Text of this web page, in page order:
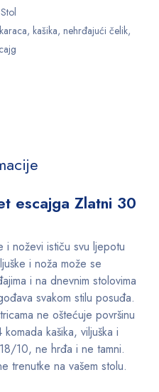
Stol
karaca, kašika, nehrđajući čelik,
escajga Zlatni 30
i noževi ističu svu ljepotu
i noža može se
i na dnevnim stolovima
svakom stilu posuđa.
ne oštećuje površinu
kašika, viljuška i
10, ne hrđa i ne tamni.
trenutke na vašem stolu.